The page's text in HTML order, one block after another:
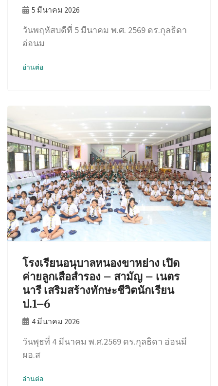
5 มีนาคม 2026
วันพฤหัสบดีที่ 5 มีนาคม พ.ศ. 2569 ดร.กุลธิดา
อ่อนม
อ่านต่อ
โรงเรียนอนุบาลหนองขาหย่าง เปิด
ค่ายลูกเสือสำรอง – สามัญ – เนตร
นารี เสริมสร้างทักษะชีวิตนักเรียน
ป.1–6
4 มีนาคม 2026
วันพุธที่ 4 มีนาคม พ.ศ.2569 ดร.กุลธิดา อ่อนมี
ผอ.ส
อ่านต่อ